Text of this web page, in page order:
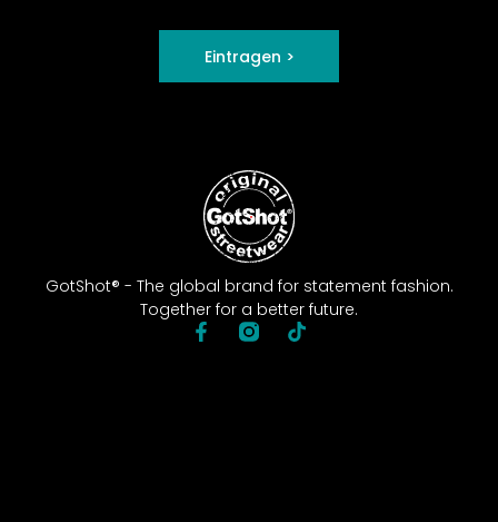
GotShot® - The global brand for statement fashion.
Together for a better future.
Eintragen >